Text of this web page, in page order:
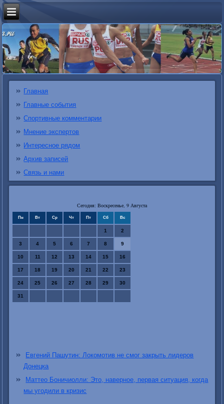
Главная
Главные события
Спортивные комментарии
Мнение экспертов
Интересное рядом
Архив записей
Связь и нами
Сегодня: Воскресенье, 9 Августа
Пн Вт Ср Чт Пт Сб Вс
1 2
3 4 5 6 7 8 9
10 11 12 13 14 15 16
17 18 19 20 21 22 23
24 25 26 27 28 29 30
31
Евгений Пашутин: Локомотив не смог закрыть лидеров
Донецка
Маттео Боничиолли: Это, наверное, первая ситуация, когда
мы угодили в кризис